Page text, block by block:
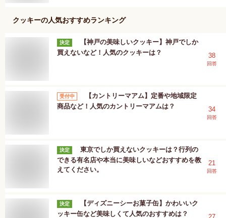
クッキーの人気おすすめランキング
決定
【神戸の美味しいクッキー】神戸でしか
買えないなど！人気のクッキーは？
38
回答
受付中
【カントリーマアム】定番や地域限定
商品など！人気のカントリーマアムは？
34
回答
決定
東京でしか買えないクッキーは？行列の
できる有名店や本当に美味しいなどおすすめを教
えてください。
21
回答
決定
【ディズニーシーお菓子缶】かわいいク
ッキー缶など美味しくて人気のおすすめは？